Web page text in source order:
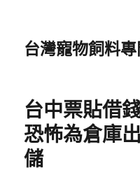
台灣寵物飼料
台中票貼借
恐怖為倉庫
儲